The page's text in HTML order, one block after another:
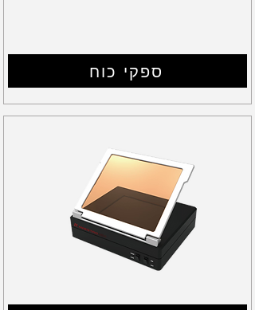
ספקי כוח